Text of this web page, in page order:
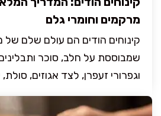
מרקמים וחומרי גלם
קינוחים הודים הם עולם שלם של
שמבוססת על חלב, סוכר
וגפרורי זעפרן, לצד אגוזים,